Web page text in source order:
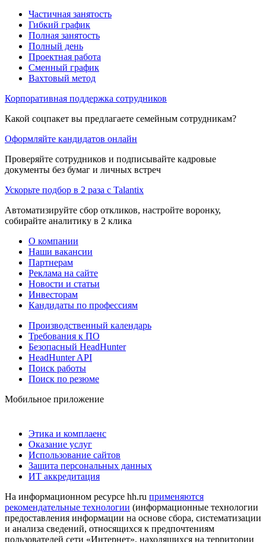
Частичная занятость
Гибкий график
Полная занятость
Полный день
Проектная работа
Сменный график
Вахтовый метод
Корпоративная поддержка сотрудников
Какой соцпакет вы предлагаете семейным сотрудникам?
Оформляйте кандидатов онлайн
Проверяйте сотрудников и подписывайте кадровые
документы без бумаг и личных встреч
Ускорьте подбор в 2 раза с Talantix
Автоматизируйте сбор откликов, настройте воронку,
собирайте аналитику в 2 клика
О компании
Наши вакансии
Партнерам
Реклама на сайте
Новости и статьи
Инвесторам
Кандидаты по профессиям
Производственный календарь
Требования к ПО
Безопасный HeadHunter
HeadHunter API
Поиск работы
Поиск по резюме
Мобильное приложение
Этика и комплаенс
Оказание услуг
Использование сайтов
Защита персональных данных
ИТ аккредитация
На информационном ресурсе hh.ru применяются
рекомендательные технологии (информационные технологии
предоставления информации на основе сбора, систематизации
и анализа сведений, относящихся к предпочтениям
пользователей сети «Интернет», находящихся на территории